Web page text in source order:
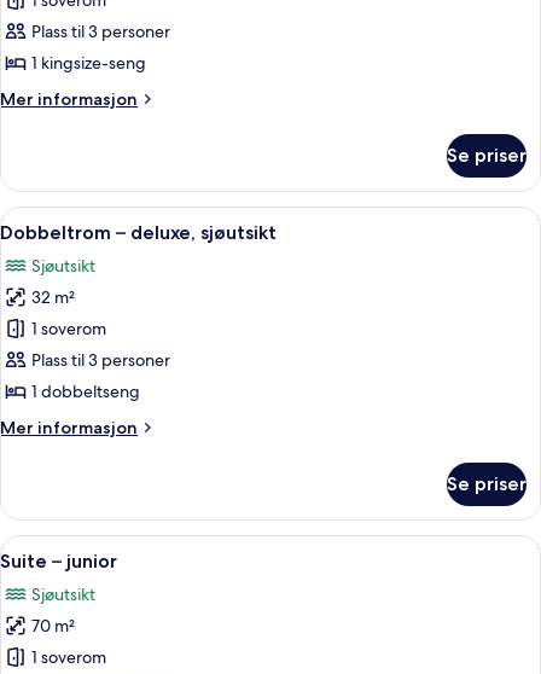
–
deluxe,
Plass til 3 personer
1 kingsize-seng
Mer informasjon
Mer
–
deluxe,
hageutsikt
Se priser
Åpne
alle
bildene
av
Dobbeltrom
–
deluxe,
Dobbeltrom – deluxe, sjøutsikt |
4
Dobbeltrom – deluxe, sjøutsikt
Sjøutsikt
32 m²
1 soverom
Plass til 3 personer
1 dobbeltseng
Mer informasjon
Mer
–
deluxe,
sjøutsikt
Se priser
Åpne
alle
bildene
av
Suite
Suite – junior | Minibar, safe på
2
Suite – junior
Sjøutsikt
70 m²
1 soverom